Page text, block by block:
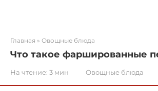
Главная » Овощные блюда
Что такое фаршированные
На чтение: 3 мин Овощные блюда